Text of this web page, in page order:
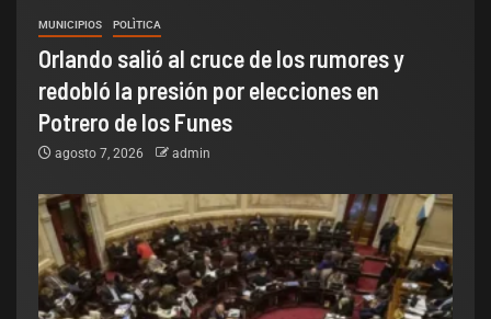
MUNICIPIOS POLÌTICA
Orlando salió al cruce de los rumores y
redobló la presión por elecciones en
Potrero de los Funes
agosto 7, 2026 admin